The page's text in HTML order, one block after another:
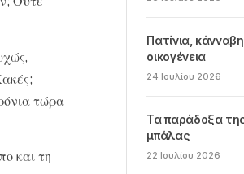
τώρα
και τη
Πατίνια,
οικογένεια
24 Ιουλίου 2026
Τα παράδοξα
μπάλας
22 Ιουλίου 2026